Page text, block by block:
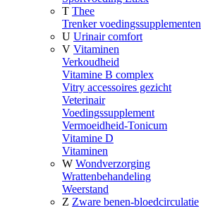
T Thee
Trenker voedingssupplementen
U Urinair comfort
V Vitaminen
Verkoudheid
Vitamine B complex
Vitry accessoires gezicht
Veterinair
Voedingssupplement
Vermoeidheid-Tonicum
Vitamine D
Vitaminen
W Wondverzorging
Wrattenbehandeling
Weerstand
Z Zware benen-bloedcirculatie